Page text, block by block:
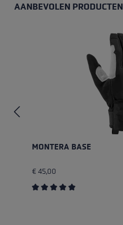
AANBEVOLEN PRODUCTEN
MONTERA BASE
€ 45,00